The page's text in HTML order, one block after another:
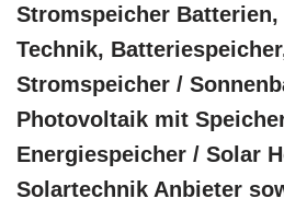
Stromspeicher
Technik,
Stromspeicher /
Photovoltaik mit
Energiespeicher / Solar
Solartechnik Anbieter